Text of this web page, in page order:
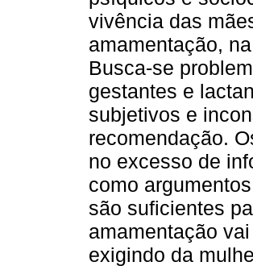
vivência das
amamentação,
Busca-se
gestantes e
subjetivos e
recomendação.
no excesso de
como
são suficientes
amamentação
exigindo da